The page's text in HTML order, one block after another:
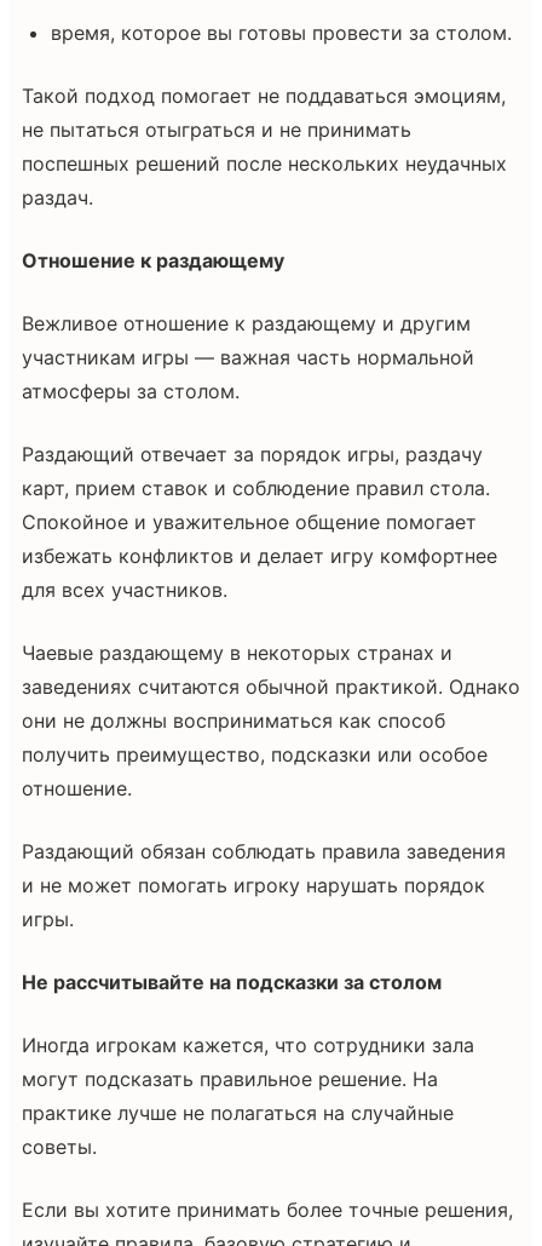
время, которое вы готовы провести за столом.
Такой подход помогает не поддаваться эмоциям,
не пытаться отыграться и не принимать
поспешных решений после нескольких неудачных
раздач.
Отношение к раздающему
Вежливое отношение к раздающему и другим
участникам игры — важная часть нормальной
атмосферы за столом.
Раздающий отвечает за порядок игры, раздачу
карт, прием ставок и соблюдение правил стола.
Спокойное и уважительное общение помогает
избежать конфликтов и делает игру комфортнее
для всех участников.
Чаевые раздающему в некоторых странах и
заведениях считаются обычной практикой. Однако
они не должны восприниматься как способ
получить преимущество, подсказки или особое
отношение.
Раздающий обязан соблюдать правила заведения
и не может помогать игроку нарушать порядок
игры.
Не рассчитывайте на подсказки за столом
Иногда игрокам кажется, что сотрудники зала
могут подсказать правильное решение. На
практике лучше не полагаться на случайные
советы.
Если вы хотите принимать более точные решения,